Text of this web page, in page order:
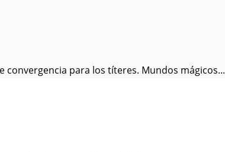
convergencia para los títeres. Mundos mágicos...